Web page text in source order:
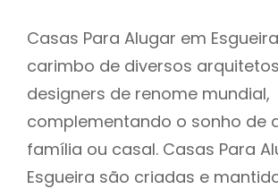
Casas Para Alugar em
carimbo de diversos
designers de renome mundial,
complementando o sonho de
família ou casal. Casas Para
Esgueira são criadas e